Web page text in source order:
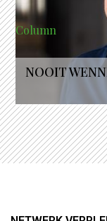
Column
NOOIT